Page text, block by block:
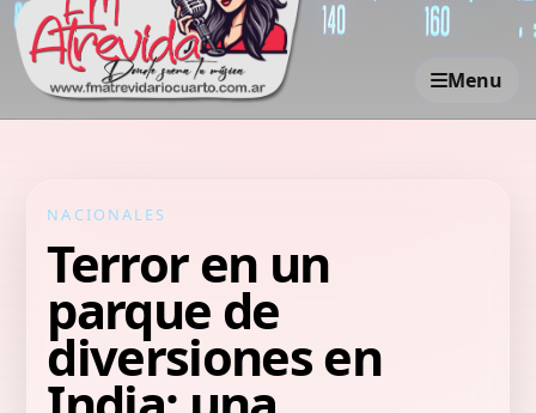
Menu
NACIONALES
Terror en un
parque de
diversiones en